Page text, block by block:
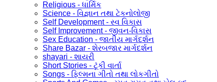
Religious - ધાર્મિક
Science - વિજ્ઞાન તથા ટેકનોલોજી
Self Development - સ્વ વિકાસ
Self Improvement - જીવન-વિકાસ
Sex Education - જાતીય માર્ગદર્શન
Share Bazar - શેરબજાર માર્ગદર્શન
shayari - શાયરી
Short Stories - ટૂંકી વાર્તા
Songs - ફિલ્મના ગીતો તથા લોકગીતો